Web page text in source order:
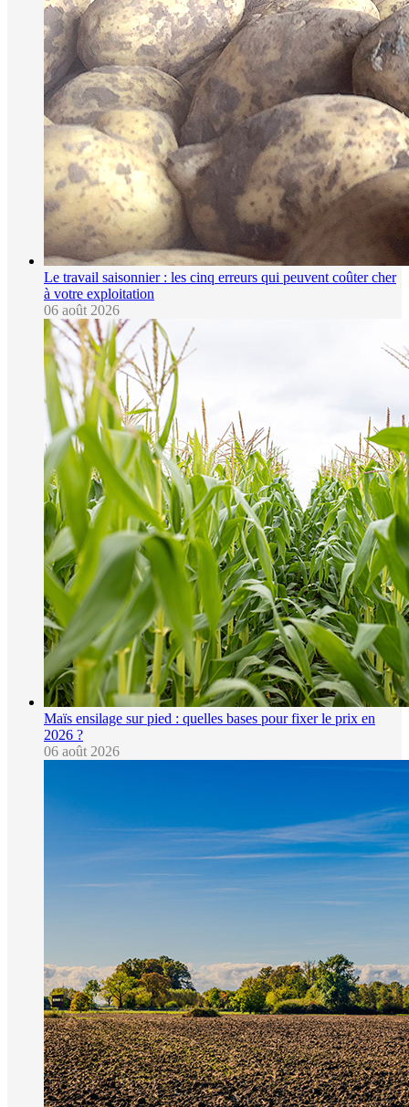
Le travail saisonnier : les cinq erreurs qui peuvent coûter cher
à votre exploitation
06 août 2026
Maïs ensilage sur pied : quelles bases pour fixer le prix en
2026 ?
06 août 2026